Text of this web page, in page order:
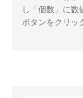
し「個数」に数
ボタンをクリッ